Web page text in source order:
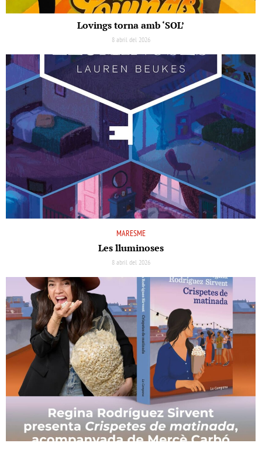
Lovings torna amb ‘SOL’
8 abril del 2026
MARESME
Les lluminoses
8 abril del 2026